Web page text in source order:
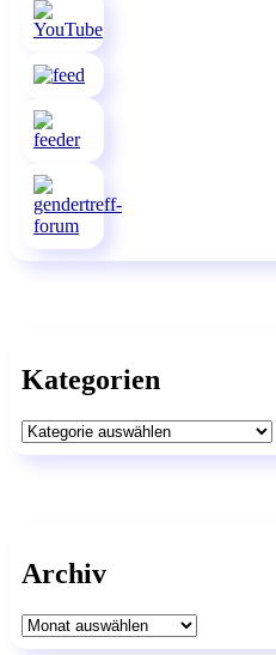
Kategorien
Kategorien
Archiv
Archiv